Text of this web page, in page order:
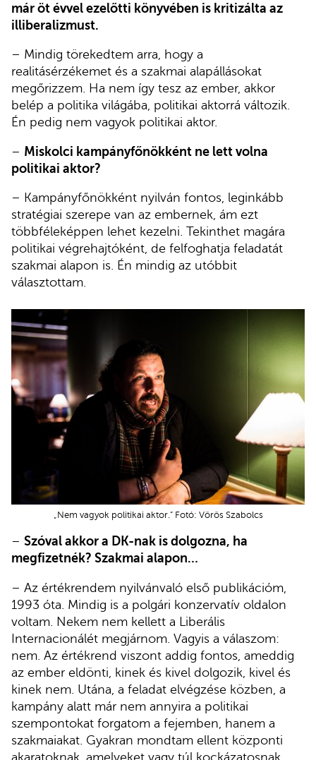
már öt évvel ezelőtti könyvében is kritizálta az
illiberalizmust.
– Mindig törekedtem arra, hogy a
realitásérzékemet és a szakmai alapállásokat
megőrizzem. Ha nem így tesz az ember, akkor
belép a politika világába, politikai aktorrá változik.
Én pedig nem vagyok politikai aktor.
– Miskolci kampányfőnökként ne lett volna
politikai aktor?
– Kampányfőnökként nyilván fontos, leginkább
stratégiai szerepe van az embernek, ám ezt
többféleképpen lehet kezelni. Tekinthet magára
politikai végrehajtóként, de felfoghatja feladatát
szakmai alapon is. Én mindig az utóbbit
választottam.
„Nem vagyok politikai aktor.” Fotó: Vörös Szabolcs
– Szóval akkor a DK-nak is dolgozna, ha
megfizetnék? Szakmai alapon…
– Az értékrendem nyilvánvaló első publikációm,
1993 óta. Mindig is a polgári konzervatív oldalon
voltam. Nekem nem kellett a Liberális
Internacionálét megjárnom. Vagyis a válaszom:
nem. Az értékrend viszont addig fontos, ameddig
az ember eldönti, kinek és kivel dolgozik, kivel és
kinek nem. Utána, a feladat elvégzése közben, a
kampány alatt már nem annyira a politikai
szempontokat forgatom a fejemben, hanem a
szakmaiakat. Gyakran mondtam ellent központi
akaratoknak, amelyeket vagy túl kockázatosnak